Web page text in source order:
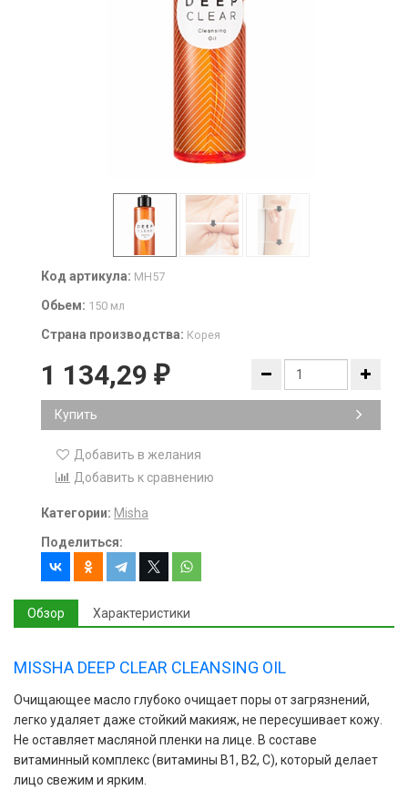
Код артикула: MH57
Обьем: 150 мл
Страна производства: Корея
1 134,29 ₽
Купить
Добавить в желания
Добавить к сравнению
Категории: Misha
Поделиться:
Обзор Характеристики
MISSHA DEEP CLEAR CLEANSING OIL
Очищающее масло глубоко очищает поры от загрязнений,
легко удаляет даже стойкий макияж, не пересушивает кожу.
Не оставляет масляной пленки на лице. В составе
витаминный комплекс (витамины В1, В2, С), который делает
лицо свежим и ярким.